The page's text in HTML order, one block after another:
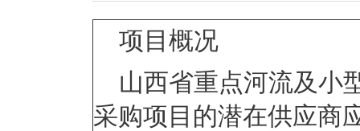
项目
山西省重点河流及小
采购项目的潜在供应商